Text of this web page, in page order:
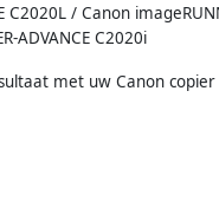
/ Canon
ADVANCE C2020i
met uw Canon copier